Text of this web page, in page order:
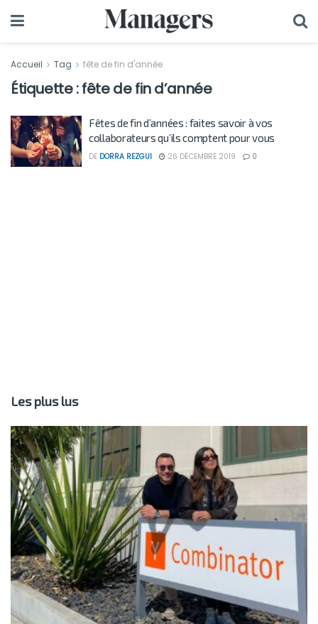
Accueil Tag fête de fin d'année
Étiquette :fête de fin d’année
Fêtes de fin d’années : faites savoir à vos
collaborateurs qu’ils comptent pour vous
DE DORRA REZGUI 26 DÉCEMBRE 2019 0
Les plus lus